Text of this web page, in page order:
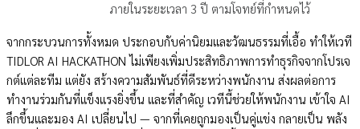
ภายในระยะเวลา 3 ปี ตามโจทย์ที่กำหนดไว้
จากกระบวนการทั้งหมด ประกอบกับค่านิยมและวัฒนธรรมที่เอื้อ ทำให้เวที
TIDLOR AI HACKATHON ไม่เพียงเพิ่มประสิทธิภาพการทำธุรกิจจากโปรเจ
กต์แต่ละทีม แต่ยัง สร้างความสัมพันธ์ที่ดีระหว่างพนักงาน ส่งผลต่อการ
ทำงานร่วมกันที่แข็งแรงยิ่งขึ้น และที่สำคัญ เวทีนี้ช่วยให้พนักงาน เข้าใจ AI
ลึกขึ้นและมอง AI เปลี่ยนไป — จากที่เคยถูกมองเป็นคู่แข่ง กลายเป็น พลัง